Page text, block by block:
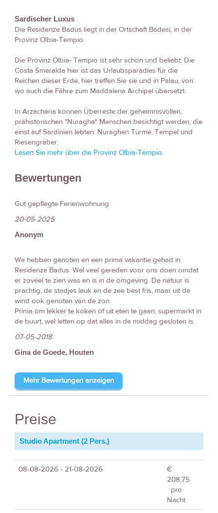
Sardischer Luxus
Die Residenze Badus liegt in der Ortschaft Badesi, in der
Provinz Olbia-Tempio.
Die Provinz Olbia- Tempio ist sehr schön und beliebt. Die
Costa Smeralda hier ist das Urlaubsparadies für die
Reichen dieser Erde, hier treffen Sie sie und in Palau, von
wo auch die Fähre zum Maddalena Archipel übersetzt.
In Arzachena können Überreste der geheimnisvollen,
prähistorischen "Nuraghe" Menschen besichtigt werden, die
einst auf Sardinien lebten: Nuraghen Türme, Tempel und
Riesengräber.
Lesen Sie mehr über die Provinz Olbia-Tempio
Bewertungen
Gut gepflegte Ferienwohnung.
20-05-2025
Anonym
We hebben genoten en een prima vakantie gehad in
Residenze Badus. Wel veel gereden voor ons doen omdat
er zoveel te zien was en is in de omgeving. De natuur is
prachtig, de stadjes leuk en de zee best fris, maar uit de
wind ook genoten van de zon.
Prima om lekker te koken of uit eten te gaan, supermarkt in
de buurt, wel letten op dat alles in de middag gesloten is.
07-05-2018
Gina de Goede, Houten
Mehr Bewertungen anzeigen
Preise
Studio Apartment (2 Pers.)
08-08-2026 - 21-08-2026
€
208,75
pro
Nacht